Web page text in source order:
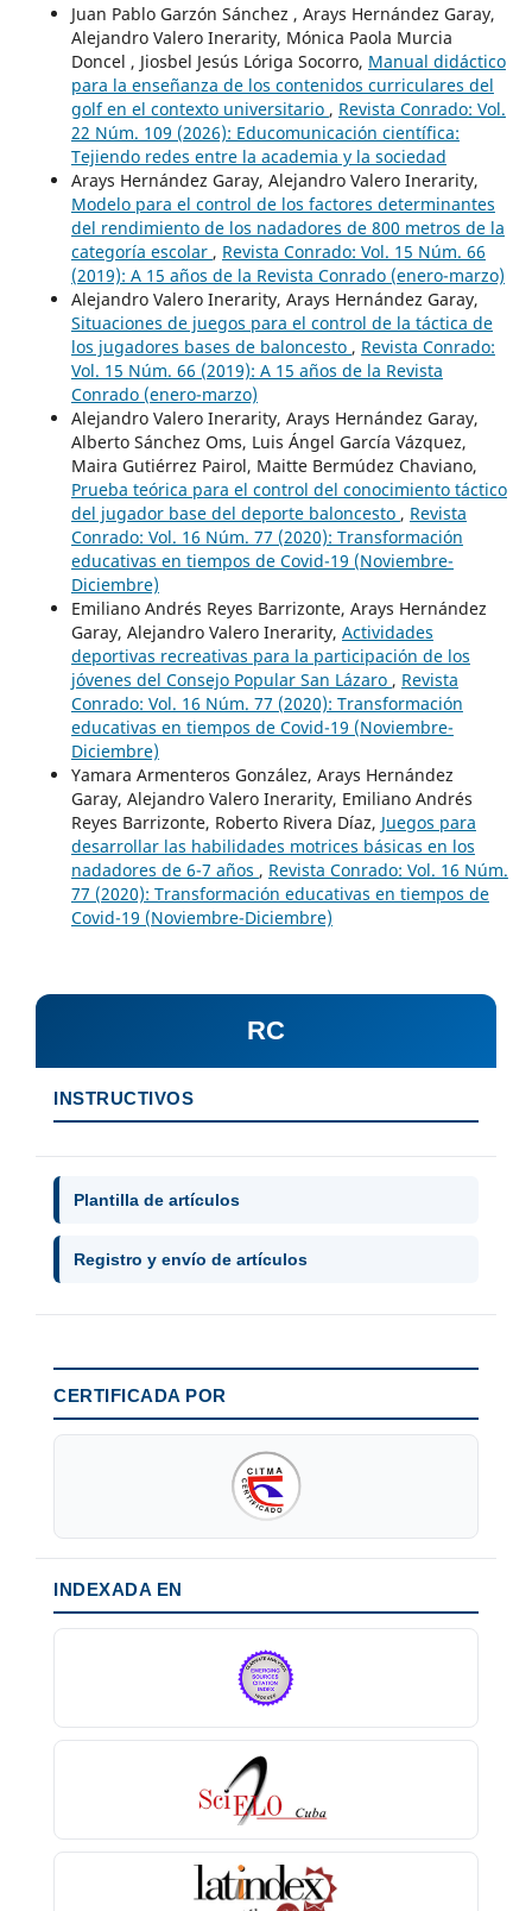
Juan Pablo Garzón Sánchez , Arays Hernández Garay,
Alejandro Valero Inerarity, Mónica Paola Murcia
Doncel , Jiosbel Jesús Lóriga Socorro, Manual didáctico
para la enseñanza de los contenidos curriculares del
golf en el contexto universitario , Revista Conrado: Vol.
22 Núm. 109 (2026): Educomunicación científica:
Tejiendo redes entre la academia y la sociedad
Arays Hernández Garay, Alejandro Valero Inerarity,
Modelo para el control de los factores determinantes
del rendimiento de los nadadores de 800 metros de la
categoría escolar , Revista Conrado: Vol. 15 Núm. 66
(2019): A 15 años de la Revista Conrado (enero-marzo)
Alejandro Valero Inerarity, Arays Hernández Garay,
Situaciones de juegos para el control de la táctica de
los jugadores bases de baloncesto , Revista Conrado:
Vol. 15 Núm. 66 (2019): A 15 años de la Revista
Conrado (enero-marzo)
Alejandro Valero Inerarity, Arays Hernández Garay,
Alberto Sánchez Oms, Luis Ángel García Vázquez,
Maira Gutiérrez Pairol, Maitte Bermúdez Chaviano,
Prueba teórica para el control del conocimiento táctico
del jugador base del deporte baloncesto , Revista
Conrado: Vol. 16 Núm. 77 (2020): Transformación
educativas en tiempos de Covid-19 (Noviembre-
Diciembre)
Emiliano Andrés Reyes Barrizonte, Arays Hernández
Garay, Alejandro Valero Inerarity, Actividades
deportivas recreativas para la participación de los
jóvenes del Consejo Popular San Lázaro , Revista
Conrado: Vol. 16 Núm. 77 (2020): Transformación
educativas en tiempos de Covid-19 (Noviembre-
Diciembre)
Yamara Armenteros González, Arays Hernández
Garay, Alejandro Valero Inerarity, Emiliano Andrés
Reyes Barrizonte, Roberto Rivera Díaz, Juegos para
desarrollar las habilidades motrices básicas en los
nadadores de 6-7 años , Revista Conrado: Vol. 16 Núm.
77 (2020): Transformación educativas en tiempos de
Covid-19 (Noviembre-Diciembre)
RC
INSTRUCTIVOS
Plantilla de artículos
Registro y envío de artículos
CERTIFICADA POR
INDEXADA EN